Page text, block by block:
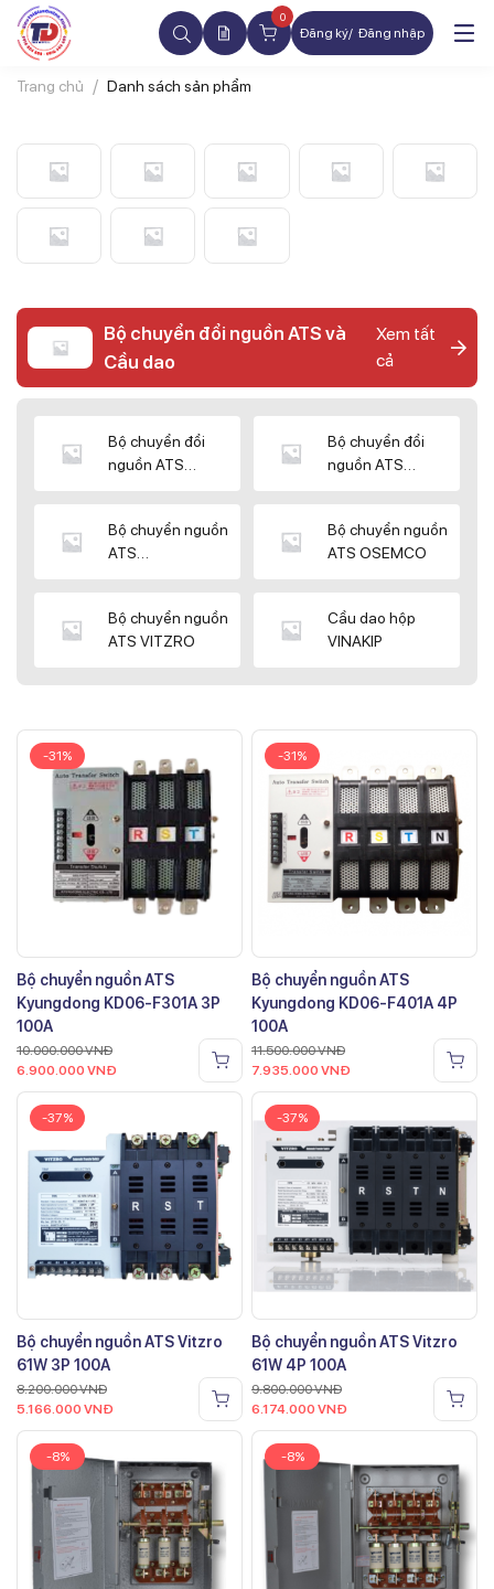
0
Đăng ký Đăng nhập
Trang chủ Danh sách sản phẩm
Bộ chuyển đổi nguồn ATS và
Cầu dao
Xem tất
cả
Bộ chuyển đổi
nguồn ATS
Bộ chuyển đổi
nguồn ATS
Bộ chuyển nguồn
ATS
Bộ chuyển nguồn
ATS OSEMCO
Bộ chuyển nguồn
ATS VITZRO
Cầu dao hộp
VINAKIP
-31%
Bộ chuyển nguồn ATS
Kyungdong KD06-F301A 3P
100A
10.000.000VNĐ
6.900.000 VNĐ
-31%
Bộ chuyển nguồn ATS
Kyungdong KD06-F401A 4P
100A
11.500.000VNĐ
7.935.000 VNĐ
-37%
Bộ chuyển nguồn ATS Vitzro
61W 3P 100A
8.200.000VNĐ
5.166.000 VNĐ
-37%
Bộ chuyển nguồn ATS Vitzro
61W 4P 100A
9.800.000VNĐ
6.174.000 VNĐ
-8% -8%